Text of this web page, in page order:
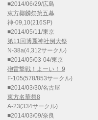
■2014/06/29/広島
東方椰麟祭第五幕
神-09,10(216SP)
■2014/05/11/東京
第11回博麗神社例大祭
N-38a(4,312サークル)
■2014/05/03-04/東京
砲雷撃戦！よーい！ 9
F-105(578/853サークル)
■2014/03/30/名古屋
東方名華祭8
A-23(334サークル)
■2014/03/09/奈良